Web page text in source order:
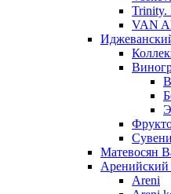
Trinity.
VAN
Матевосян
Areni